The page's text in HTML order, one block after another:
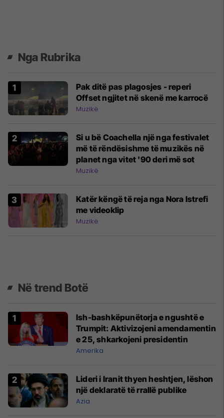
Nga Rubrika
Pak ditë pas plagosjes - reperi
Offset ngjitet në skenë me karrocë
Muzikë
Si u bë Coachella një nga festivalet
më të rëndësishme të muzikës në
planet nga vitet '90 deri më sot
Muzikë
Katër këngë të reja nga Nora Istrefi
me videoklip
Muzikë
Në trend Botë
Ish-bashkëpunëtorja e ngushtë e
Trumpit: Aktivizojeni amendamentin
e 25, shkarkojeni presidentin
Amerika
Lideri i Iranit thyen heshtjen, lëshon
një deklaratë të rrallë publike
Azia